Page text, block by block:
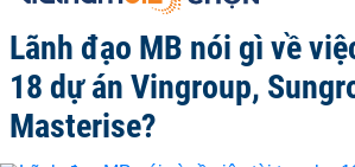
Lãnh đạo MB nói gì về
18 dự án Vingroup,
Masterise?